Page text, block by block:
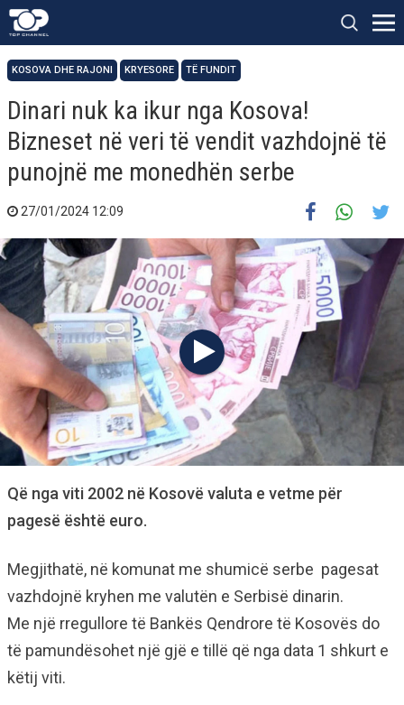
KOSOVA DHE RAJONI KRYESORE TË FUNDIT
Dinari nuk ka ikur nga Kosova!
Bizneset në veri të vendit vazhdojnë të
punojnë me monedhën serbe
27/01/2024 12:09
Që nga viti 2002 në Kosovë valuta e vetme për
pagesë është euro.
Megjithatë, në komunat me shumicë serbe pagesat
vazhdojnë kryhen me valutën e Serbisë dinarin.
Me një rregullore të Bankës Qendrore të Kosovës do
të pamundësohet një gjë e tillë që nga data 1 shkurt e
këtij viti.